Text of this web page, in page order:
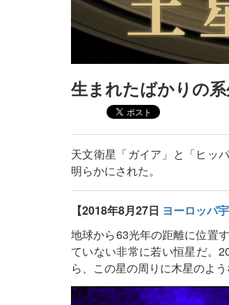
生まれたばかりの
天文衛星「ガイア」と「ヒッ
明らかにされた。
【2018年8月27日 ヨーロッパ
地球から63光年の距離に位置
ていない非常に若い恒星だ。
ら、この星の周りに木星のよ